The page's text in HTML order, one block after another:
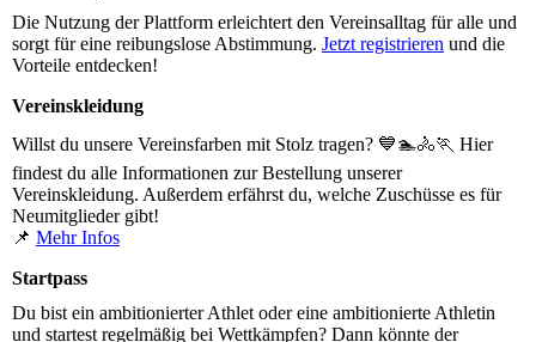
Die Nutzung der Plattform erleichtert den Vereinsalltag für alle und
sorgt für eine reibungslose Abstimmung. Jetzt registrieren und die
Vorteile entdecken!
Vereinskleidung
Willst du unsere Vereinsfarben mit Stolz tragen? 💙🏊🚴🏃 Hier
findest du alle Informationen zur Bestellung unserer
Vereinskleidung. Außerdem erfährst du, welche Zuschüsse es für
Neumitglieder gibt!
📌 Mehr Infos
Startpass
Du bist ein ambitionierter Athlet oder eine ambitionierte Athletin
und startest regelmäßig bei Wettkämpfen? Dann könnte der